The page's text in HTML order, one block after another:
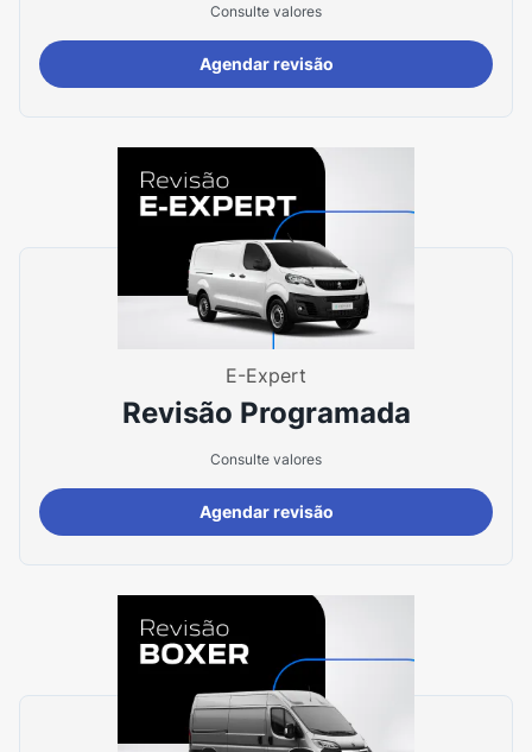
Consulte valores
Agendar revisão
E-Expert
Revisão Programada
Consulte valores
Agendar revisão